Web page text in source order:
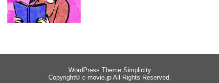
WordPress Theme Simplicity
Copyright© c-movie.jpAll Rights Reserved.